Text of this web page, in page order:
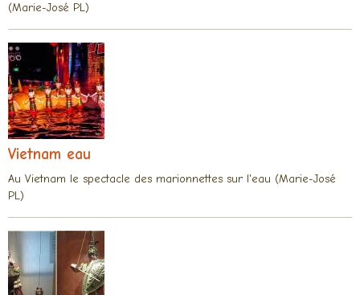
(Marie-José PL)
Vietnam eau
Au Vietnam le spectacle des marionnettes sur l'eau (Marie-José
PL)